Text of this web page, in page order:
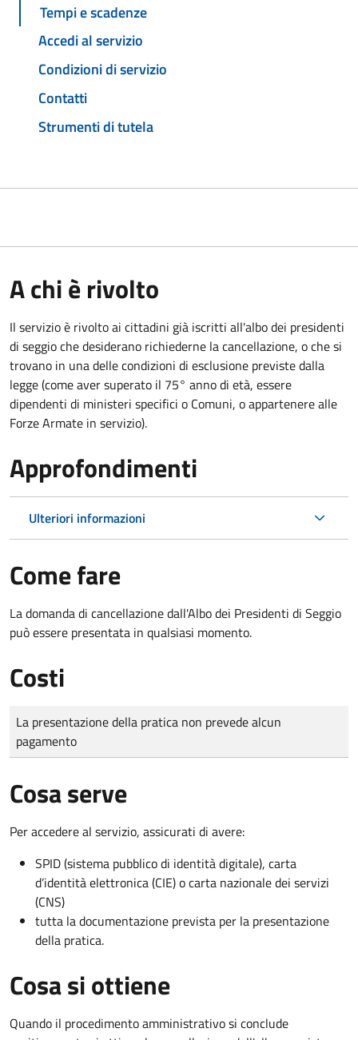
Tempi e scadenze
Accedi al servizio
Condizioni di servizio
Contatti
Strumenti di tutela
A chi è rivolto
Il servizio è rivolto ai cittadini già iscritti all'albo dei presidenti
di seggio che desiderano richiederne la cancellazione, o che si
trovano in una delle condizioni di esclusione previste dalla
legge (come aver superato il 75° anno di età, essere
dipendenti di ministeri specifici o Comuni, o appartenere alle
Forze Armate in servizio).
Approfondimenti
Ulteriori informazioni
Come fare
La domanda di cancellazione dall'Albo dei Presidenti di Seggio
può essere presentata in qualsiasi momento.
Costi
Tipo di pagamento
Importo
La presentazione della pratica non prevede alcun
pagamento
Cosa serve
Per accedere al servizio, assicurati di avere:
SPID (sistema pubblico di identità digitale), carta
d’identità elettronica (CIE) o carta nazionale dei servizi
(CNS)
tutta la documentazione prevista per la presentazione
della pratica.
Cosa si ottiene
Quando il procedimento amministrativo si conclude